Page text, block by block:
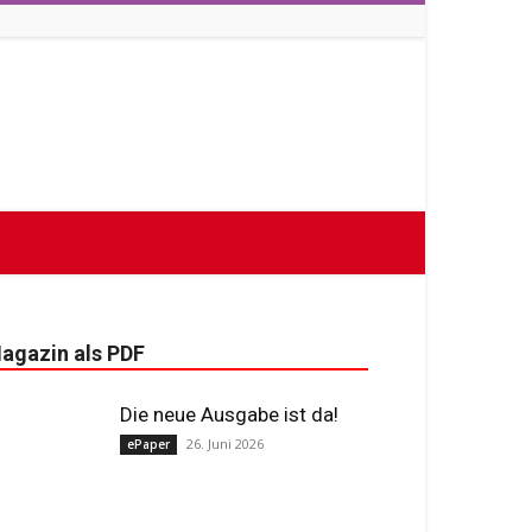
als PDF
Die neue Ausgabe ist da!
ePaper 26. Juni 2026